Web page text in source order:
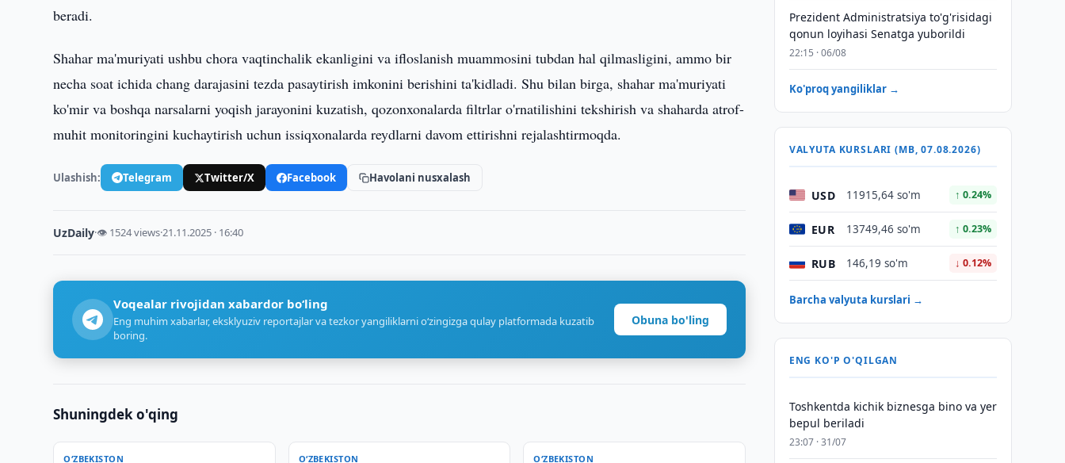
beradi.
Shahar ma'muriyati ushbu chora vaqtinchalik ekanligini va ifloslanish muammosini tubdan hal qilmasligini, ammo bir
necha soat ichida chang darajasini tezda pasaytirish imkonini berishini ta'kidladi. Shu bilan birga, shahar ma'muriyati
ko'mir va boshqa narsalarni yoqish jarayonini kuzatish, qozonxonalarda filtrlar o'rnatilishini tekshirish va shaharda atrof-
muhit monitoringini kuchaytirish uchun issiqxonalarda reydlarni davom ettirishni rejalashtirmoqda.
Ulashish: Telegram Twitter/X Facebook Havolani nusxalash
UzDaily·👁 1524 views·21.11.2025 · 16:40
Voqealar rivojidan xabardor bo‘ling
Eng muhim xabarlar, eksklyuziv reportajlar va tezkor yangiliklarni o‘zingizga qulay platformada kuzatib
boring.
Obuna bo'ling
Shuningdek o'qing
O‘ZBEKISTON O‘ZBEKISTON O‘ZBEKISTON
Prezident Administratsiya to'g'risidagi
qonun loyihasi Senatga yuborildi
22:15 · 06/08
Ko'proq yangiliklar →
VALYUTA KURSLARI (MB, 07.08.2026)
USD 11915,64 so'm ↑ 0.24%
EUR 13749,46 so'm ↑ 0.23%
RUB 146,19 so'm ↓ 0.12%
Barcha valyuta kurslari →
ENG KO'P O'QILGAN
Toshkentda kichik biznesga bino va yer
bepul beriladi
23:07 · 31/07